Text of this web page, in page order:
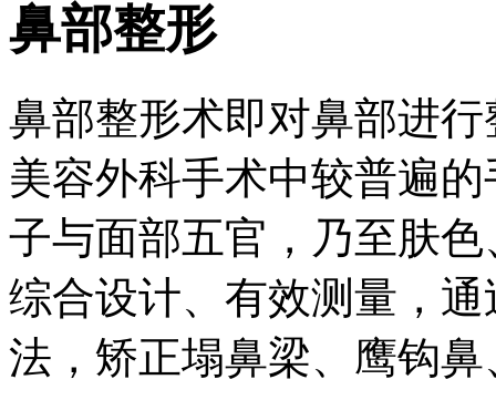
鼻部整形
鼻部整形术即对鼻部进
美容外科手术中较普遍
子与面部五官，乃至肤
综合设计、有效测量，
法，矫正塌鼻梁、鹰钩